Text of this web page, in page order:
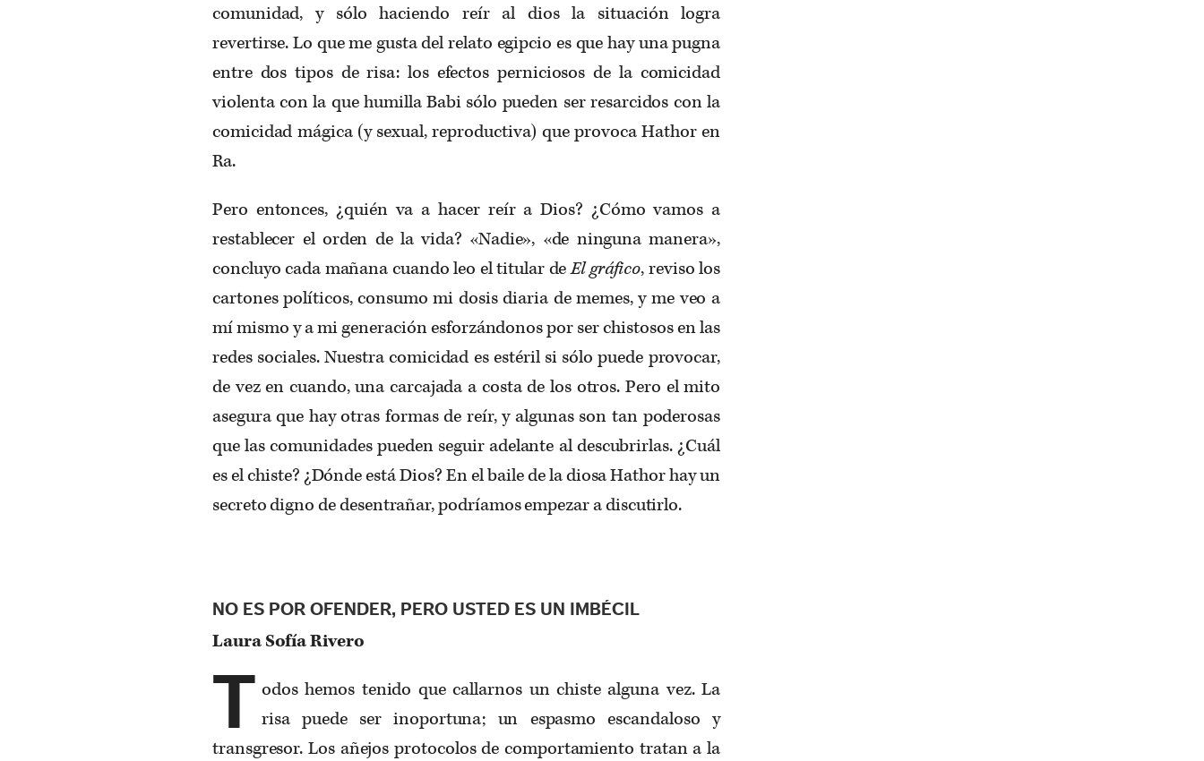
comunidad, y sólo haciendo reír al dios la situación logra
revertirse. Lo que me gusta del relato egipcio es que hay una pugna
entre dos tipos de risa: los efectos perniciosos de la comicidad
violenta con la que humilla Babi sólo pueden ser resarcidos con la
comicidad mágica (y sexual, reproductiva) que provoca Hathor en
Ra.
Pero entonces, ¿quién va a hacer reír a Dios? ¿Cómo vamos a
restablecer el orden de la vida? «Nadie», «de ninguna manera»,
concluyo cada mañana cuando leo el titular deEl gráfico, reviso los
cartones políticos, consumo mi dosis diaria de memes, y me veo a
mí mismo y a mi generación esforzándonos por ser chistosos en las
redes sociales. Nuestra comicidad es estéril si sólo puede provocar,
de vez en cuando, una carcajada a costa de los otros. Pero el mito
asegura que hay otras formas de reír, y algunas son tan poderosas
que las comunidades pueden seguir adelante al descubrirlas. ¿Cuál
es el chiste? ¿Dónde está Dios? En el baile de la diosa Hathor hay un
secreto digno de desentrañar, podríamos empezar a discutirlo.
NO ES POR OFENDER, PERO USTED ES UN IMBÉCIL
Laura Sofía Rivero
T odos hemos tenido que callarnos un chiste alguna vez. La
risa puede ser inoportuna; un espasmo escandaloso y
transgresor. Los añejos protocolos de comportamiento tratan a la